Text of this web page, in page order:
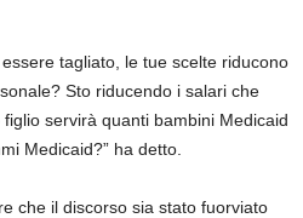
tagliato, le tue scelte riducono
Sto riducendo i salari che
servirà quanti bambini Medicaid
Medicaid?” ha detto.
che il discorso sia stato fuorviato